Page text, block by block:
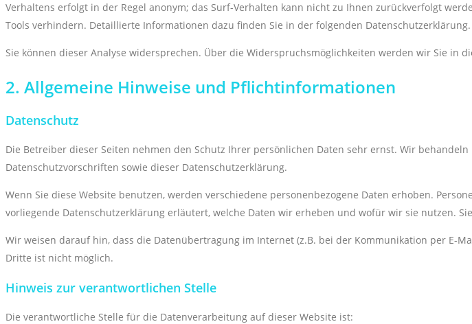
Verhaltens erfolgt in der Regel anonym; das Surf-Verhalten kann nicht zu Ihnen zurückverfolgt
Tools verhindern. Detaillierte Informationen dazu finden Sie in der folgenden Datenschutzerklärung.
Sie können dieser Analyse widersprechen. Über die Widerspruchsmöglichkeiten werden wir Sie in
2. Allgemeine Hinweise und Pflichtinformationen
Datenschutz
Die Betreiber dieser Seiten nehmen den Schutz Ihrer persönlichen Daten sehr ernst. Wir
Datenschutzvorschriften sowie dieser Datenschutzerklärung.
Wenn Sie diese Website benutzen, werden verschiedene personenbezogene Daten erhoben.
vorliegende Datenschutzerklärung erläutert, welche Daten wir erheben und wofür wir sie nutzen.
Wir weisen darauf hin, dass die Datenübertragung im Internet (z.B. bei der Kommunikation per E-
Dritte ist nicht möglich.
Hinweis zur verantwortlichen Stelle
Die verantwortliche Stelle für die Datenverarbeitung auf dieser Website ist: